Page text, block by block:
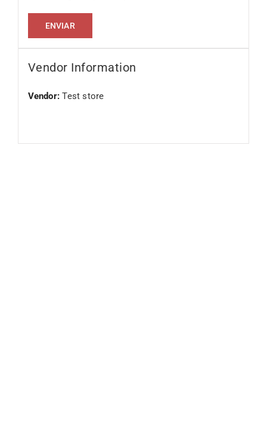
Vendor Information
Vendor:Test store